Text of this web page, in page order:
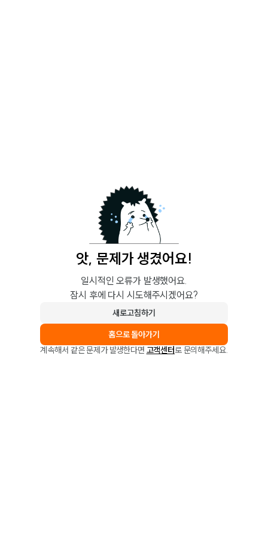
앗, 문제가 생겼어요!
일시적인 오류가 발생했어요.
잠시 후에 다시 시도해주시겠어요?
새로고침하기
홈으로 돌아가기
계속해서 같은 문제가 발생한다면 고객센터로 문의해주세요.